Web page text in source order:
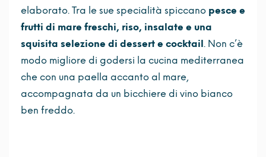
elaborato. Tra le sue specialità spiccano pesce e
frutti di mare freschi, riso, insalate e una
squisita selezione di dessert e cocktail. Non c’è
modo migliore di godersi la cucina mediterranea
che con una paella accanto al mare,
accompagnata da un bicchiere di vino bianco
ben freddo.